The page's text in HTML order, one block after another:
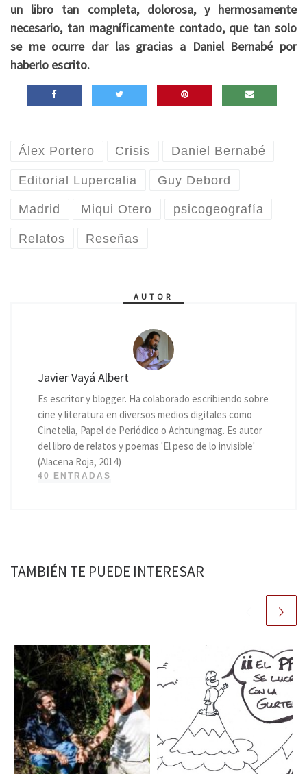
un libro tan completa, dolorosa, y hermosamente
necesario, tan magníficamente contado, que tan solo
se me ocurre dar las gracias a Daniel Bernabé por
haberlo escrito.
Álex Portero Crisis Daniel Bernabé
Editorial Lupercalia Guy Debord
Madrid Miqui Otero psicogeografía
Relatos Reseñas
AUTOR
Javier Vayá Albert
Es escritor y blogger. Ha colaborado escribiendo sobre
cine y literatura en diversos medios digitales como
Cinetelia, Papel de Periódico o Achtungmag. Es autor
del libro de relatos y poemas 'El peso de lo invisible'
(Alacena Roja, 2014)
40 ENTRADAS
TAMBIÉN TE PUEDE INTERESAR